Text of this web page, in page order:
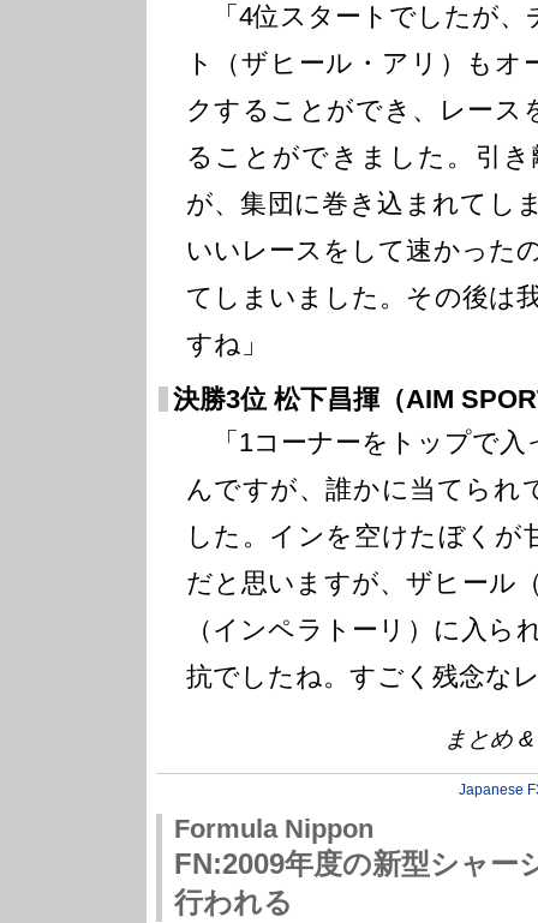
「4位スタートでしたが、
ト（ザヒール・アリ）もオ
クすることができ、レース
ることができました。引
が、集団に巻き込まれてし
いいレースをして速かった
てしまいました。その後は
すね」
決勝3位 松下昌揮（AIM
「1コーナーをトップで入
んですが、誰かに当てられ
した。インを空けたぼくが
だと思いますが、ザヒール
（インペラトーリ）に入ら
抗でしたね。すごく残念な
まとめ
Japanese
Formula Nippon
FN:2009年度の新型シャー
行われる